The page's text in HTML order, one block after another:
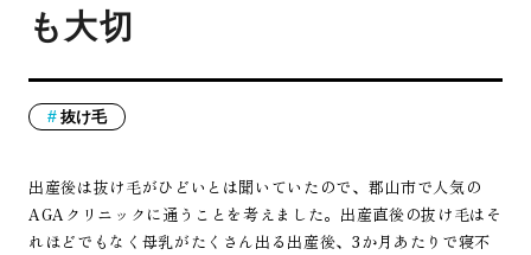
も大切
抜け毛
出産後は抜け毛がひどいとは聞いていたので、郡山市で人気の
AGAクリニックに通うことを考えました。出産直後の抜け毛はそ
れほどでもなく母乳がたくさん出る出産後、3か月あたりで寝不